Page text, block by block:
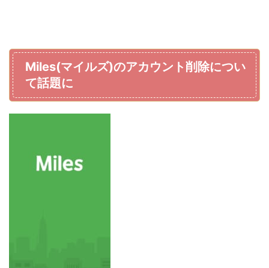
Miles(マイルズ)のアカウント削除につい
て話題に